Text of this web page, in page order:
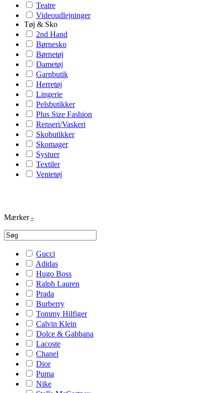
Teatre
Videoudlejninger
Tøj & Sko
2nd Hand
Børnesko
Børnetøj
Dametøj
Garnbutik
Herretøj
Lingerie
Pelsbutikker
Plus Size Fashion
Renseri/Vaskeri
Skobutikker
Skomager
Systuer
Textiler
Ventetøj
Mærker -
Gucci
Adidas
Hugo Boss
Ralph Lauren
Prada
Burberry
Tommy Hilfiger
Calvin Klein
Dolce & Gabbana
Lacoste
Chanel
Dior
Puma
Nike